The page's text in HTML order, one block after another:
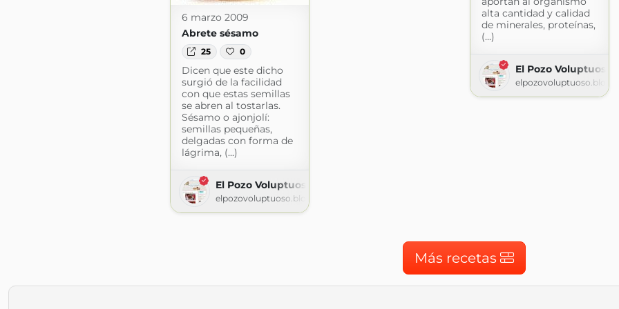
alta cantidad y calidad
de minerales, proteínas,
(...)
El Pozo Voluptuoso
6 marzo 2009
Abrete sésamo
25 0
Dicen que este dicho
surgió de la facilidad
con que estas semillas
se abren al tostarlas.
Sésamo o ajonjolí:
semillas pequeñas,
delgadas con forma de
lágrima, (...)
El Pozo Voluptuoso
elpozovoluptuoso.blogspot.com
Más recetas